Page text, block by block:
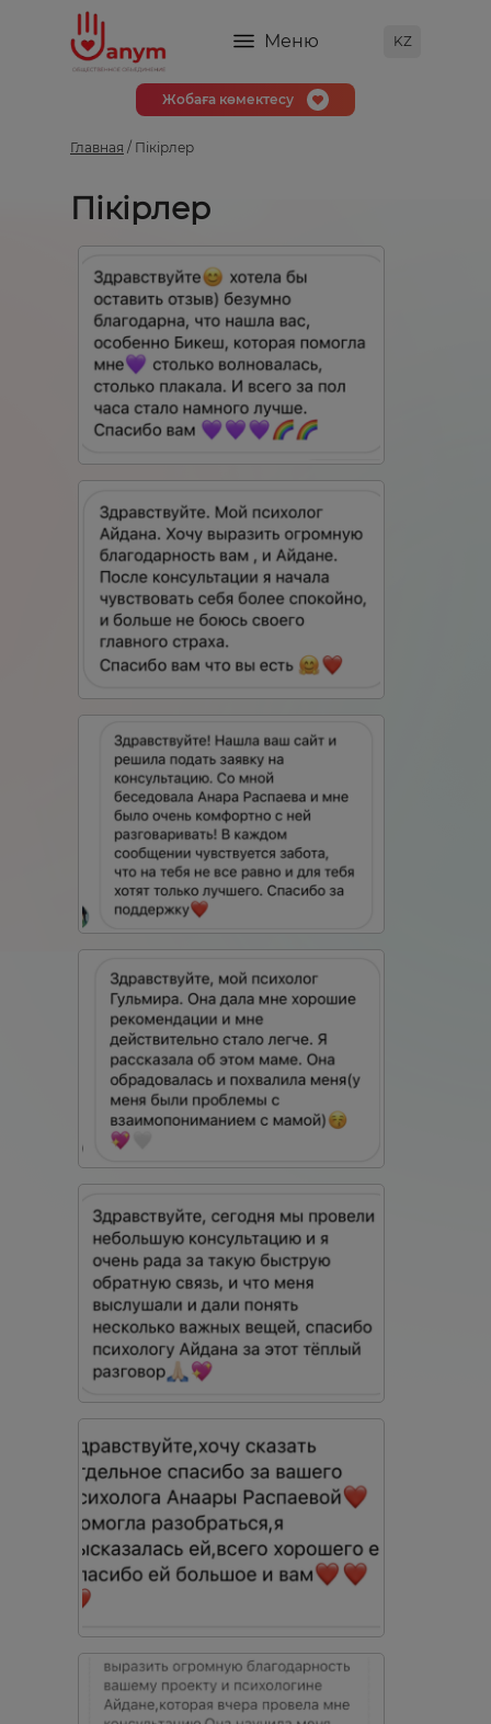
Меню KZ
Жобаға көмектесу
Главная / Пікірлер
Пікірлер